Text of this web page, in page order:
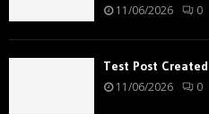
11/06/2026 0
Test Post Created
11/06/2026 0